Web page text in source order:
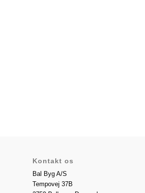
Kontakt os
Bal Byg A/S
Tempovej 37B